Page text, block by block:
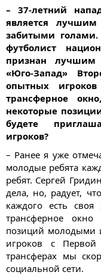
– 37-летний
является
забитыми
футболист
признан лучшим
«Юго-Запад»
опытных
трансферное
некоторые
будете
игроков?
– Ранее я уже
молодые ребята
ребят. Сергей
дела, но, радует,
каждого есть
трансферное
позиций молодыми
игроков с
трансферах мы
социальной сети.